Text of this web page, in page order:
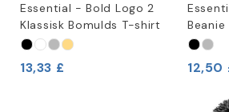
Essential - Bold Logo 2
Klassisk Bomulds T-shirt
13,33 £
Beanie
12,50